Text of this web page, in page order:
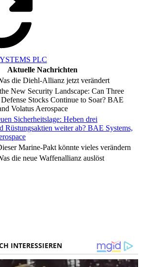
PLC
Aktuelle Nachrichten
die Diehl-Allianz jetzt verändert
New Security Landscape: Can Three
Stocks Continue to Soar? BAE
Volatus Aerospace
Sicherheitslage: Heben drei
Rüstungsaktien weiter ab? BAE Systems,
Marine-Pakt könnte vieles verändern
die neue Waffenallianz auslöst